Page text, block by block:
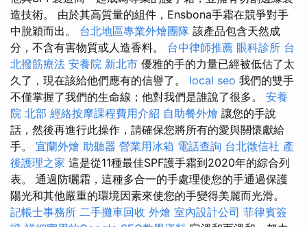
造技術。 由於其高質量的組件，Ensbona手霜在競爭對手
中脫穎而出。 台北地區專業外燴團隊 該產品包含天然成
分，不含有害物質或人造香料。 台中律師推薦 眼科診所 台
北撥筋療法 安養院 新北市 優雅的手的力量已經被低估了太
久了，現在該給他們應有的信譽了。 local seo 我們的雙手
不僅掌握了我們的生命線；他對我們是誰說了很多。 安養
院 北部 經絡按摩課程費用介紹 自助餐外燴 讓您的手說
話，然後再進行此操作，請確保您將所有的愛與關懷獻給
手。 宜蘭外燴 助聽器 營業用冰箱 電話查詢 台北徵信社 產
後護理之家 這是從11種最佳SPF護手霜到2020年的綜合列
表。 通過防曬霜，這種多合一的手處理使您的手通過保護
陽光和其他嚴重的環境因素來使您的手變得美麗而光滑。
記帳士事務所 二手攤車回收 外燴 室內設計公司 菲律賓簽